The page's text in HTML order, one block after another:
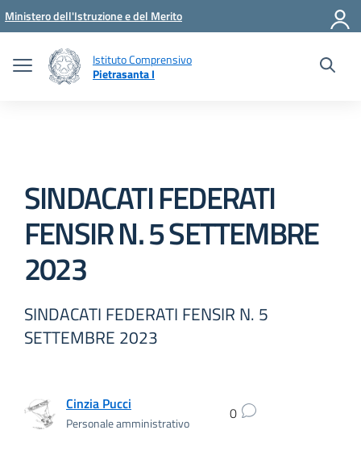
Vai ai contenuti
Vai al menu di navigazione
Vai al footer
Ministero dell'Istruzione e del Merito
Istituto Comprensivo
Pietrasanta I
SINDACATI FEDERATI
FENSIR N. 5 SETTEMBRE
2023
SINDACATI FEDERATI FENSIR N. 5
SETTEMBRE 2023
Cinzia Pucci
Personale amministrativo 0